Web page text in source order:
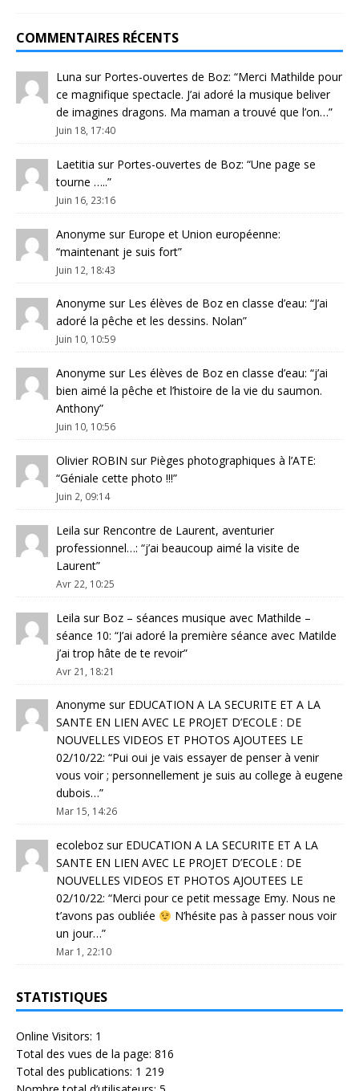
COMMENTAIRES RÉCENTS
Luna sur Portes-ouvertes de Boz: “Merci Mathilde pour
ce magnifique spectacle. J’ai adoré la musique beliver
de imagines dragons. Ma maman a trouvé que l’on…”
Juin 18, 17:40
Laetitia sur Portes-ouvertes de Boz: “Une page se
tourne …..”
Juin 16, 23:16
Anonyme sur Europe et Union européenne:
“maintenant je suis fort”
Juin 12, 18:43
Anonyme sur Les élèves de Boz en classe d’eau: “J’ai
adoré la pêche et les dessins. Nolan”
Juin 10, 10:59
Anonyme sur Les élèves de Boz en classe d’eau: “j’ai
bien aimé la pêche et l’histoire de la vie du saumon.
Anthony”
Juin 10, 10:56
Olivier ROBIN sur Pièges photographiques à l’ATE:
“Géniale cette photo !!!”
Juin 2, 09:14
Leila sur Rencontre de Laurent, aventurier
professionnel…: “j’ai beaucoup aimé la visite de
Laurent”
Avr 22, 10:25
Leila sur Boz – séances musique avec Mathilde –
séance 10: “J’ai adoré la première séance avec Matilde
j’ai trop hâte de te revoir”
Avr 21, 18:21
Anonyme sur EDUCATION A LA SECURITE ET A LA
SANTE EN LIEN AVEC LE PROJET D’ECOLE : DE
NOUVELLES VIDEOS ET PHOTOS AJOUTEES LE
02/10/22: “Pui oui je vais essayer de penser à venir
vous voir ; personnellement je suis au college à eugene
dubois…”
Mar 15, 14:26
ecoleboz sur EDUCATION A LA SECURITE ET A LA
SANTE EN LIEN AVEC LE PROJET D’ECOLE : DE
NOUVELLES VIDEOS ET PHOTOS AJOUTEES LE
02/10/22: “Merci pour ce petit message Emy. Nous ne
t’avons pas oubliée
N’hésite pas à passer nous voir
un jour…”
Mar 1, 22:10
STATISTIQUES
Online Visitors: 1
Total des vues de la page: 816
Total des publications: 1 219